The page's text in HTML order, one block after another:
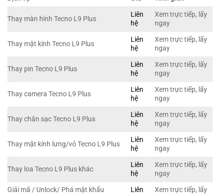
Thay màn hình Tecno L9 Plus
Liên
hệ
Xem trực tiếp, lấy
ngay
Thay mặt kính Tecno L9 Plus
Liên
hệ
Xem trực tiếp, lấy
ngay
Thay pin Tecno L9 Plus
Liên
hệ
Xem trực tiếp, lấy
ngay
Thay camera Tecno L9 Plus
Liên
hệ
Xem trực tiếp, lấy
ngay
Thay chân sạc Tecno L9 Plus
Liên
hệ
Xem trực tiếp, lấy
ngay
Thay mặt kính lưng/vỏ Tecno L9 Plus
Liên
hệ
Xem trực tiếp, lấy
ngay
Thay loa Tecno L9 Plus khác
Liên
hệ
Xem trực tiếp, lấy
ngay
Giải mã / Unlock/ Phá mật khẩu
Liên
Xem trực tiếp, lấy